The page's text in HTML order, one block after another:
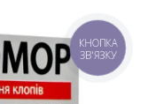
КНОПКА
ЗВ'ЯЗКУ